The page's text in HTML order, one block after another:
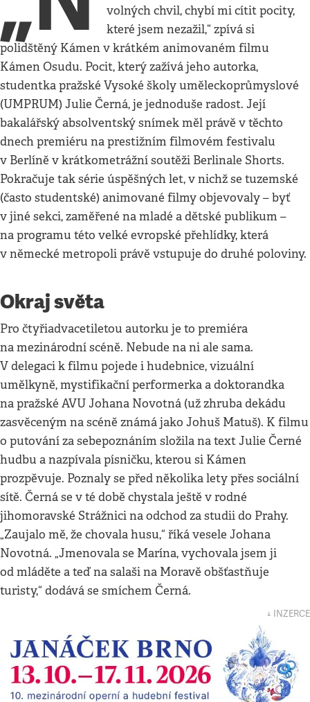
volných chvil, chybí mi cítit pocity,
které jsem nezažil,“ zpívá si
polidštěný Kámen v krátkém animovaném filmu
Kámen Osudu. Pocit, který zažívá jeho autorka,
studentka pražské Vysoké školy uměleckoprůmyslové
(UMPRUM) Julie Černá, je jednoduše radost. Její
bakalářský absolventský snímek měl právě v těchto
dnech premiéru na prestižním filmovém festivalu
v Berlíně v krátkometrážní soutěži Berlinale Shorts.
Pokračuje tak série úspěšných let, v nichž se tuzemské
(často studentské) animované filmy objevovaly – byť
v jiné sekci, zaměřené na mladé a dětské publikum –
na programu této velké evropské přehlídky, která
v německé metropoli právě vstupuje do druhé poloviny.
Okraj světa
Pro čtyřiadvacetiletou autorku je to premiéra
na mezinárodní scéně. Nebude na ni ale sama.
V delegaci k filmu pojede i hudebnice, vizuální
umělkyně, mystifikační performerka a doktorandka
na pražské AVU Johana Novotná (už zhruba dekádu
zasvěceným na scéně známá jako Johuš Matuš). K filmu
o putování za sebepoznáním složila na text Julie Černé
hudbu a nazpívala písničku, kterou si Kámen
prozpěvuje. Poznaly se před několika lety přes sociální
sítě. Černá se v té době chystala ještě v rodné
jihomoravské Strážnici na odchod za studii do Prahy.
„Zaujalo mě, že chovala husu,“ říká vesele Johana
Novotná. „Jmenovala se Marína, vychovala jsem ji
od mláděte a teď na salaši na Moravě obšťastňuje
turisty,“ dodává se smíchem Černá.
↓ INZERCE